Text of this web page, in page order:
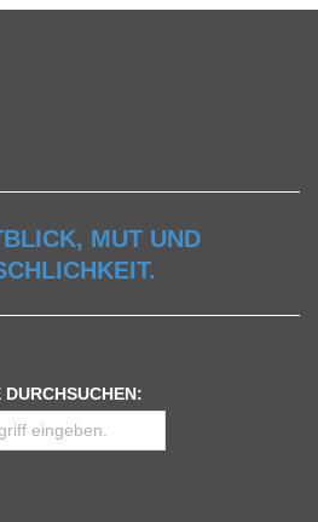
MUT UND
DURCHSUCHEN: